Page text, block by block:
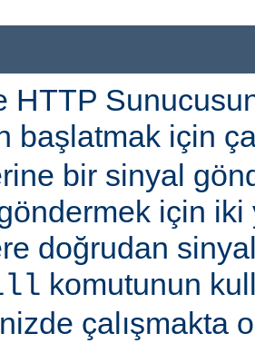
HTTP
başlatmak için
bir sinyal
için iki
doğrudan
komutunun
çalışmakta